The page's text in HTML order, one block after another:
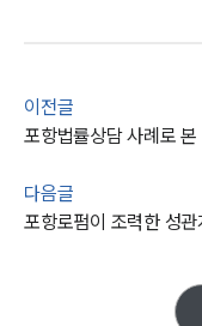
이전글
다음글
포항로펌이 조력한 성